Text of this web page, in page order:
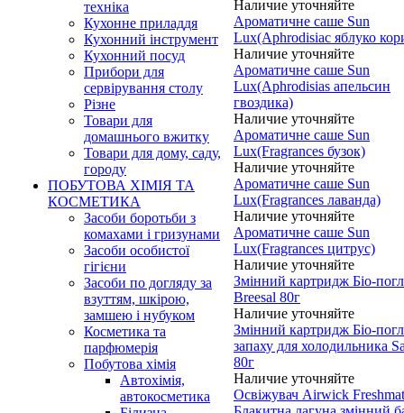
техніка
Кухонне приладдя
Кухонний інструмент
Кухонний посуд
Прибори для
сервірування столу
Різне
Товари для
домашнього вжитку
Товари для дому, саду,
городу
ПОБУТОВА ХІМІЯ ТА
КОСМЕТИКА
Засоби боротьби з
комахами і гризунами
Засоби особистої
гігієни
Засоби по догляду за
взуттям, шкірою,
замшею і нубуком
Косметика та
парфюмерія
Побутова хімія
Автохімія,
автокосметика
Наличие уточняйте
Ароматичне саше Sun
Lux(Aphrodisiac яблуко
Наличие уточняйте
Ароматичне саше Sun
Lux(Aphrodisias апельсин
гвоздика)
Наличие уточняйте
Ароматичне саше Sun
Lux(Fragrances бузок)
Наличие уточняйте
Ароматичне саше Sun
Lux(Fragrances лаванда)
Наличие уточняйте
Ароматичне саше Sun
Lux(Fragrances цитрус)
Наличие уточняйте
Змінний картридж Біо-
Breesal 80г
Наличие уточняйте
Змінний картридж Біо-
запаху для холодильника
80г
Наличие уточняйте
Освіжувач Airwick